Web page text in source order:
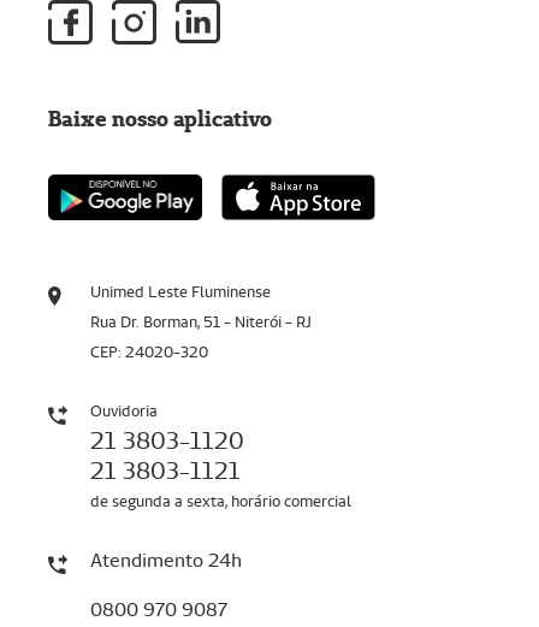
Unimed Leste Fluminense
Rua Dr. Borman, 51 - Niterói - RJ
CEP: 24020-320
Ouvidoria
21 3803-1120
21 3803-1121
de segunda a sexta, horário comercial
Atendimento 24h
0800 970 9087
Baixe nosso aplicativo